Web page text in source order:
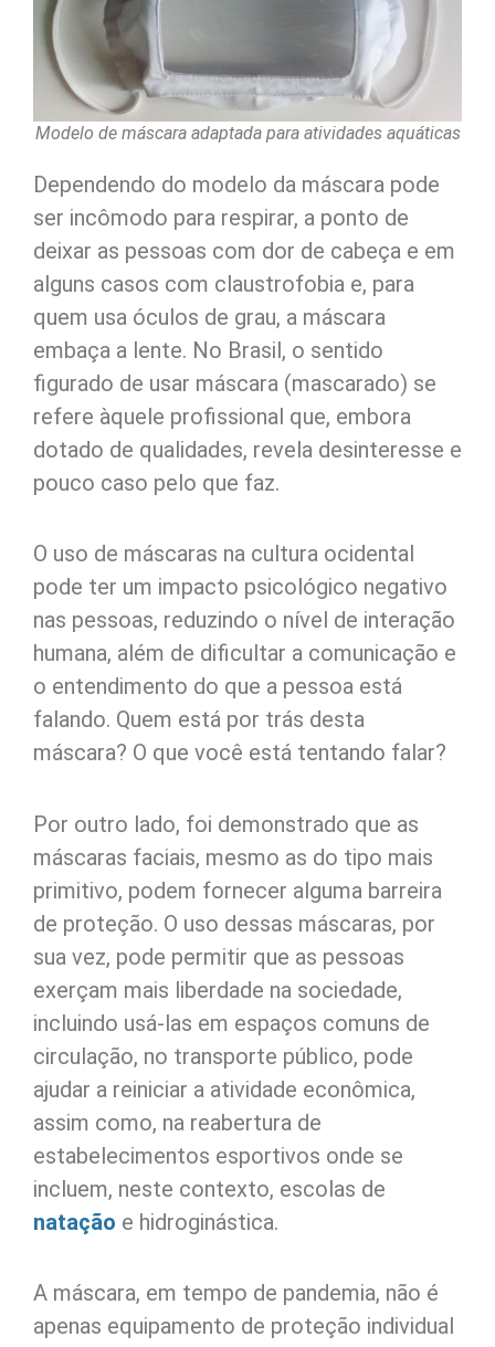
Modelo de máscara adaptada para atividades aquáticas
Dependendo do modelo da máscara pode
ser incômodo para respirar, a ponto de
deixar as pessoas com dor de cabeça e em
alguns casos com claustrofobia e, para
quem usa óculos de grau, a máscara
embaça a lente. No Brasil, o sentido
figurado de usar máscara (mascarado) se
refere àquele profissional que, embora
dotado de qualidades, revela desinteresse e
pouco caso pelo que faz.
O uso de máscaras na cultura ocidental
pode ter um impacto psicológico negativo
nas pessoas, reduzindo o nível de interação
humana, além de dificultar a comunicação e
o entendimento do que a pessoa está
falando. Quem está por trás desta
máscara? O que você está tentando falar?
Por outro lado, foi demonstrado que as
máscaras faciais, mesmo as do tipo mais
primitivo, podem fornecer alguma barreira
de proteção. O uso dessas máscaras, por
sua vez, pode permitir que as pessoas
exerçam mais liberdade na sociedade,
incluindo usá-las em espaços comuns de
circulação, no transporte público, pode
ajudar a reiniciar a atividade econômica,
assim como, na reabertura de
estabelecimentos esportivos onde se
incluem, neste contexto, escolas de
natação e hidroginástica.
A máscara, em tempo de pandemia, não é
apenas equipamento de proteção individual